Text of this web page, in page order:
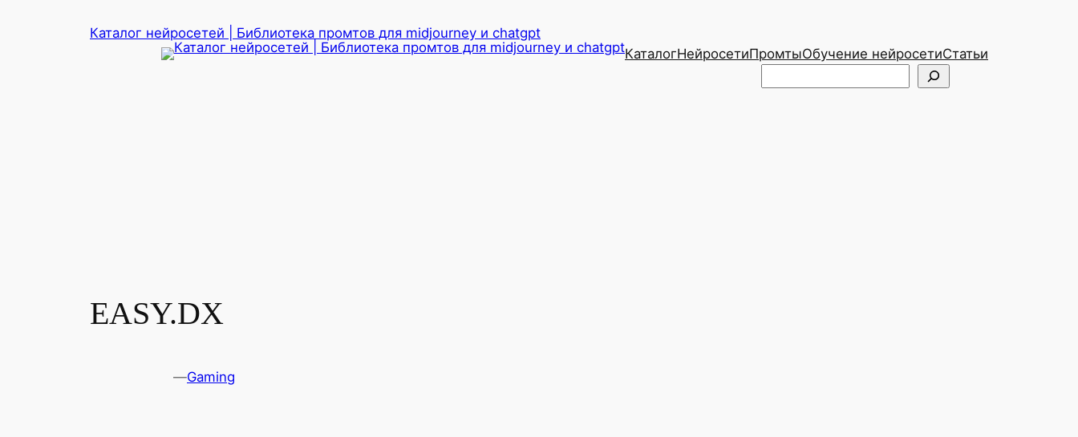
Каталог нейросетей | Библиотека промтов для midjourney и chatgpt
КаталогНейросетиПромтыОбучение нейросетиСтатьи
Telegram
EASY.DX
—Gaming